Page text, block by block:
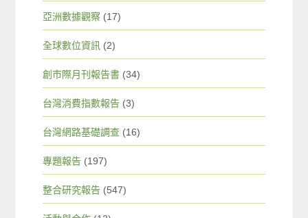
亞洲數據觀察 (17)
全球數位資訊 (2)
創市際月刊報告書 (34)
台灣消費指數報告 (3)
台灣網路基礎調查 (16)
專題報告 (197)
整合研究報告 (547)